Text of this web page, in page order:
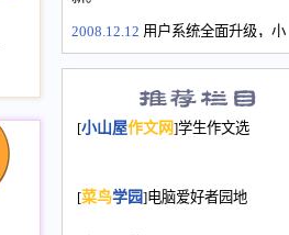
2008.12.12 用户系统全面升级，小
山屋主站、作文网、学生作文、家
长会、家园网－个人空间，用户一
次注册全部通行。
2008.12.12家园网正式运行，域
年，2009版提前启用，小山屋全面
[小山屋作文网]学生作文选
[菜鸟学园]电脑爱好者园地